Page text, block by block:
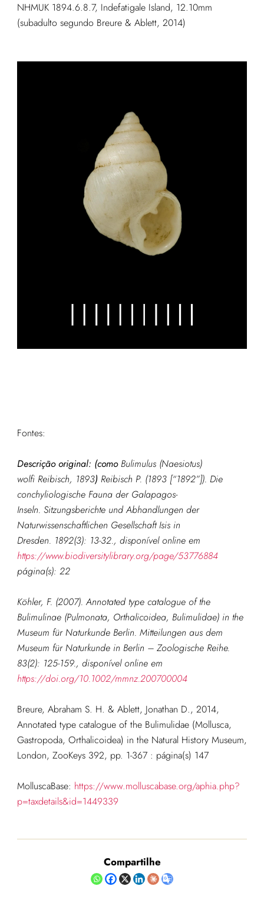
NHMUK 1894.6.8.7, Indefatigale Island, 12.10mm
(subadulto segundo Breure & Ablett, 2014)
Fontes:
Descrição original: (como Bulimulus (Naesiotus)
wolfi Reibisch, 1893) Reibisch P. (1893 [“1892”]). Die
conchyliologische Fauna der Galapagos-
Inseln. Sitzungsberichte und Abhandlungen der
Naturwissenschaftlichen Gesellschaft Isis in
Dresden. 1892(3): 13-32., disponível online em
https://www.biodiversitylibrary.org/page/53776884
página(s): 22
Köhler, F. (2007). Annotated type catalogue of the
Bulimulinae (Pulmonata, Orthalicoidea, Bulimulidae) in the
Museum für Naturkunde Berlin. Mitteilungen aus dem
Museum für Naturkunde in Berlin – Zoologische Reihe.
83(2): 125-159., disponível online em
https://doi.org/10.1002/mmnz.200700004
Breure, Abraham S. H. & Ablett, Jonathan D., 2014,
Annotated type catalogue of the Bulimulidae (Mollusca,
Gastropoda, Orthalicoidea) in the Natural History Museum,
London, ZooKeys 392, pp. 1-367 : página(s) 147
MolluscaBase: https://www.molluscabase.org/aphia.php?
p=taxdetails&id=1449339
Compartilhe